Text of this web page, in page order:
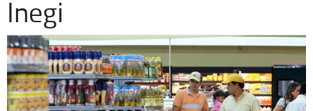
Deportes
Extra +
Inegi